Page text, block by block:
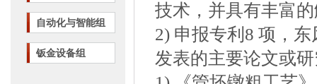
自动化与智能组
钣金设备组
技术，并具有丰富
2) 申报专利8 项，
发表的主要论文或